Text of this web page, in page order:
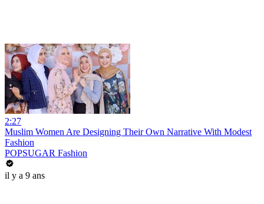
2:27
Muslim Women Are Designing Their Own Narrative With Modest
Fashion
POPSUGAR Fashion
il y a 9 ans